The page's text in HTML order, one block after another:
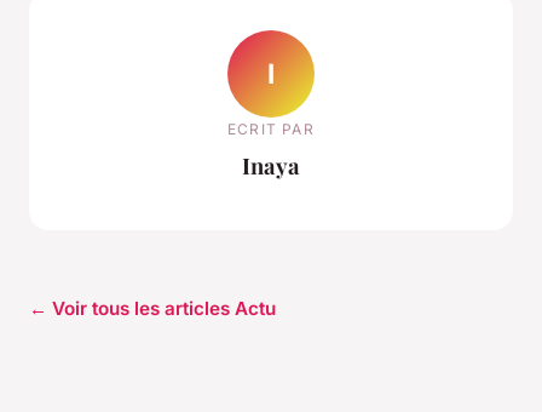
I
ECRIT PAR
Inaya
← Voir tous les articles Actu